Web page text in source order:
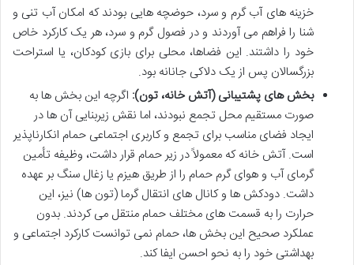
خزینه های آب گرم و سرد، حوضچه هایی بودند که امکان آب تنی و
شنا را فراهم می آوردند و در فصول گرم و سرد، هر یک کارکرد خاص
خود را داشتند. این فضاها، محلی برای بازی کودکان، یا استراحت
بزرگسالان پس از یک دلاکی جانانه بود.
بخش های پشتیبانی (آتش خانه، تون): اگرچه این بخش ها به
صورت مستقیم محل تجمع نبودند، اما نقش زیربنایی آن ها در
ایجاد فضای مناسب برای تجمع و کاربری اجتماعی حمام انکارناپذیر
است. آتش خانه که معمولاً در زیر حمام قرار داشت، وظیفه تأمین
گرمای آب و هوای گرم حمام را از طریق هیزم یا زغال سنگ بر عهده
داشت. دودکش ها و کانال های انتقال گرما (تون ها) نیز، این
حرارت را به قسمت های مختلف حمام منتقل می کردند. بدون
عملکرد صحیح این بخش ها، حمام نمی توانست کارکرد اجتماعی و
بهداشتی خود را به نحو احسن ایفا کند.